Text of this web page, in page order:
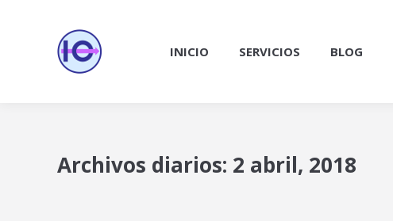
INICIO SERVICIOS BLOG
Archivos diarios: 2 abril, 2018